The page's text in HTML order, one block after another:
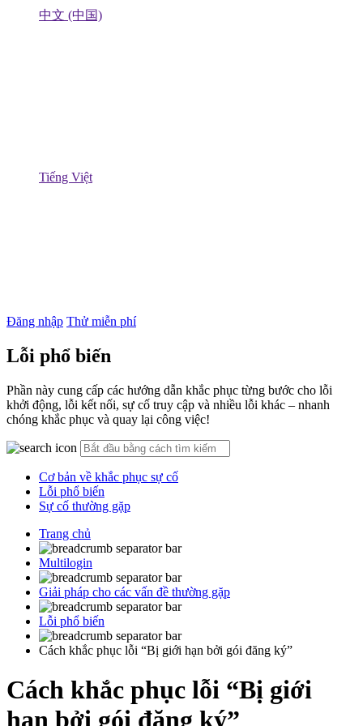
中文 (中国)
Tiếng Việt
Đăng nhập Thử miễn phí
Lỗi phổ biến
Phần này cung cấp các hướng dẫn khắc phục từng bước cho lỗi
khởi động, lỗi kết nối, sự cố truy cập và nhiều lỗi khác – nhanh
chóng khắc phục và quay lại công việc!
Cơ bản về khắc phục sự cố
Lỗi phổ biến
Sự cố thường gặp
Trang chủ
Multilogin
Giải pháp cho các vấn đề thường gặp
Lỗi phổ biến
Cách khắc phục lỗi “Bị giới hạn bởi gói đăng ký”
Cách khắc phục lỗi “Bị giới
hạn bởi gói đăng ký”